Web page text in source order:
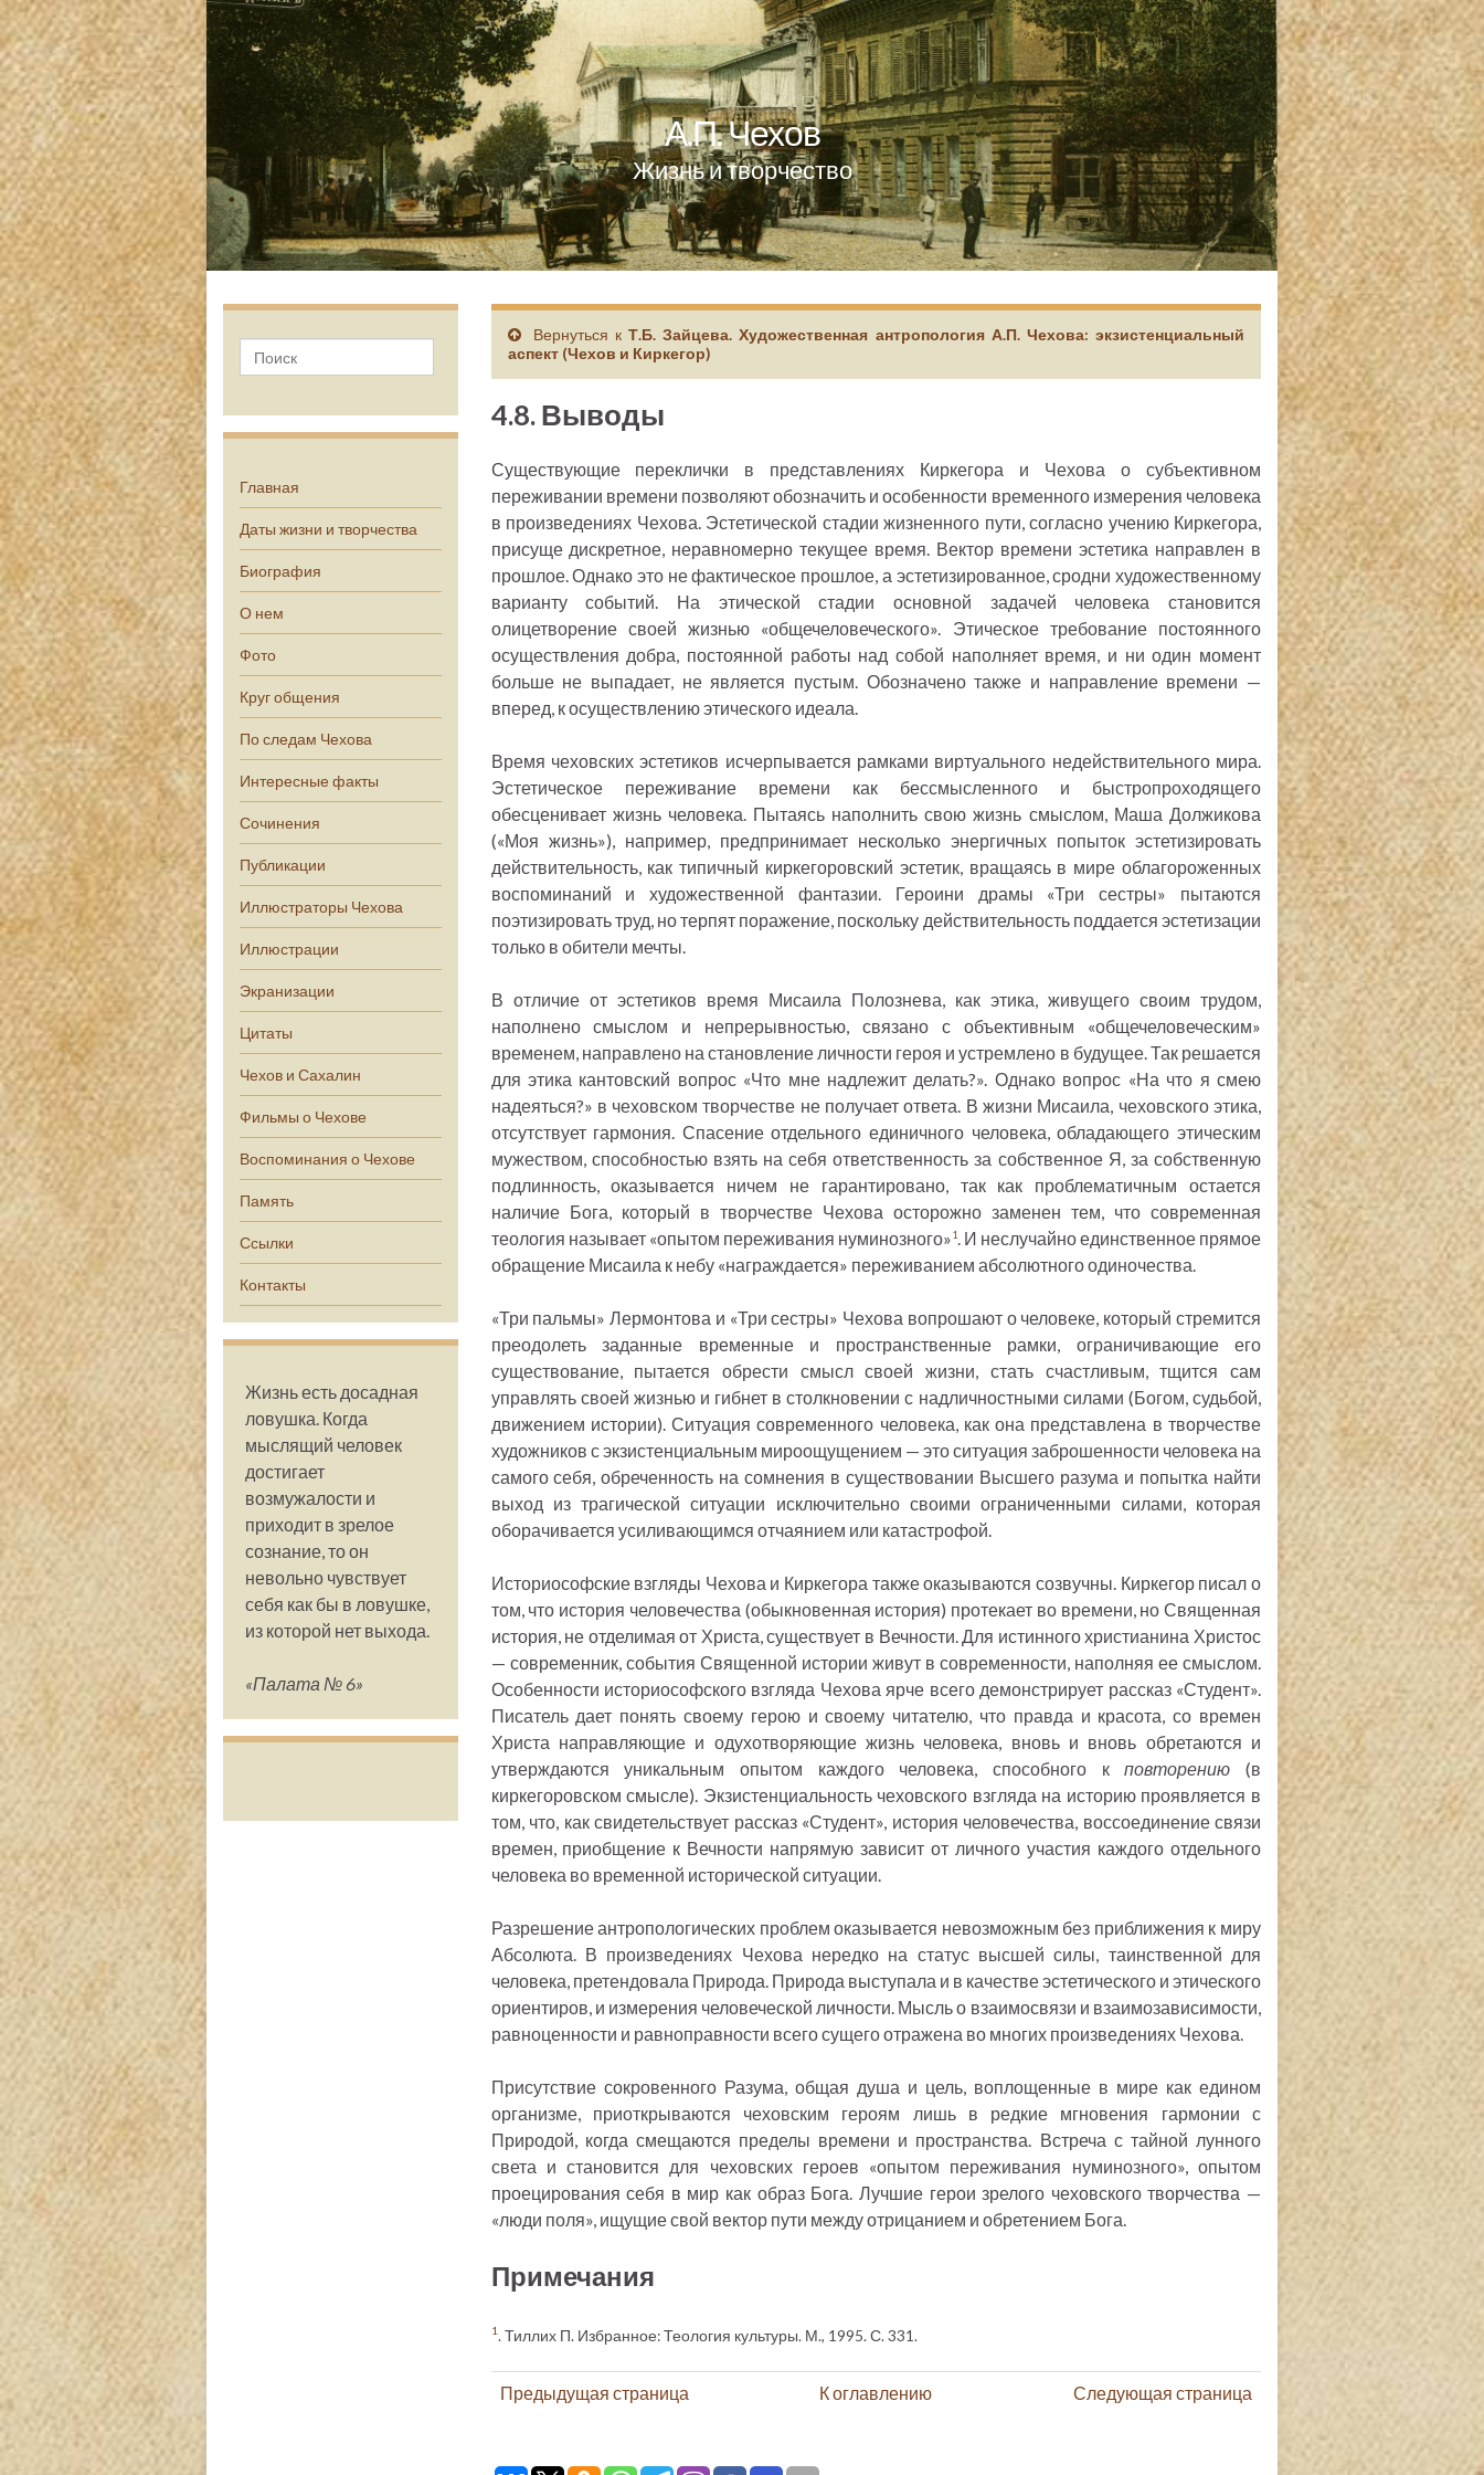
А.П. Чехов
Жизнь и творчество
Главная
Даты жизни и творчества
Биография
О нем
Фото
Круг общения
По следам Чехова
Интересные факты
Сочинения
Публикации
Иллюстраторы Чехова
Иллюстрации
Экранизации
Цитаты
Чехов и Сахалин
Фильмы о Чехове
Воспоминания о Чехове
Память
Ссылки
Контакты
Жизнь есть досадная
ловушка. Когда
мыслящий человек
достигает
возмужалости и
приходит в зрелое
сознание, то он
невольно чувствует
себя как бы в ловушке,
из которой нет выхода.
«Палата № 6»
Вернуться к Т.Б. Зайцева. Художественная антропология А.П. Чехова: экзистенциальный
аспект (Чехов и Киркегор)
4.8. Выводы
Существующие переклички в представлениях Киркегора и Чехова о субъективном
переживании времени позволяют обозначить и особенности временного измерения человека
в произведениях Чехова. Эстетической стадии жизненного пути, согласно учению Киркегора,
присуще дискретное, неравномерно текущее время. Вектор времени эстетика направлен в
прошлое. Однако это не фактическое прошлое, а эстетизированное, сродни художественному
варианту событий. На этической стадии основной задачей человека становится
олицетворение своей жизнью «общечеловеческого». Этическое требование постоянного
осуществления добра, постоянной работы над собой наполняет время, и ни один момент
больше не выпадает, не является пустым. Обозначено также и направление времени —
вперед, к осуществлению этического идеала.
Время чеховских эстетиков исчерпывается рамками виртуального недействительного мира.
Эстетическое переживание времени как бессмысленного и быстропроходящего
обесценивает жизнь человека. Пытаясь наполнить свою жизнь смыслом, Маша Должикова
(«Моя жизнь»), например, предпринимает несколько энергичных попыток эстетизировать
действительность, как типичный киркегоровский эстетик, вращаясь в мире облагороженных
воспоминаний и художественной фантазии. Героини драмы «Три сестры» пытаются
поэтизировать труд, но терпят поражение, поскольку действительность поддается эстетизации
только в обители мечты.
В отличие от эстетиков время Мисаила Полознева, как этика, живущего своим трудом,
наполнено смыслом и непрерывностью, связано с объективным «общечеловеческим»
временем, направлено на становление личности героя и устремлено в будущее. Так решается
для этика кантовский вопрос «Что мне надлежит делать?». Однако вопрос «На что я смею
надеяться?» в чеховском творчестве не получает ответа. В жизни Мисаила, чеховского этика,
отсутствует гармония. Спасение отдельного единичного человека, обладающего этическим
мужеством, способностью взять на себя ответственность за собственное Я, за собственную
подлинность, оказывается ничем не гарантировано, так как проблематичным остается
наличие Бога, который в творчестве Чехова осторожно заменен тем, что современная
теология называет «опытом переживания нуминозного»1. И неслучайно единственное прямое
обращение Мисаила к небу «награждается» переживанием абсолютного одиночества.
«Три пальмы» Лермонтова и «Три сестры» Чехова вопрошают о человеке, который стремится
преодолеть заданные временные и пространственные рамки, ограничивающие его
существование, пытается обрести смысл своей жизни, стать счастливым, тщится сам
управлять своей жизнью и гибнет в столкновении с надличностными силами (Богом, судьбой,
движением истории). Ситуация современного человека, как она представлена в творчестве
художников с экзистенциальным мироощущением — это ситуация заброшенности человека на
самого себя, обреченность на сомнения в существовании Высшего разума и попытка найти
выход из трагической ситуации исключительно своими ограниченными силами, которая
оборачивается усиливающимся отчаянием или катастрофой.
Историософские взгляды Чехова и Киркегора также оказываются созвучны. Киркегор писал о
том, что история человечества (обыкновенная история) протекает во времени, но Священная
история, не отделимая от Христа, существует в Вечности. Для истинного христианина Христос
— современник, события Священной истории живут в современности, наполняя ее смыслом.
Особенности историософского взгляда Чехова ярче всего демонстрирует рассказ «Студент».
Писатель дает понять своему герою и своему читателю, что правда и красота, со времен
Христа направляющие и одухотворяющие жизнь человека, вновь и вновь обретаются и
утверждаются уникальным опытом каждого человека, способного кповторению (в
киркегоровском смысле). Экзистенциальность чеховского взгляда на историю проявляется в
том, что, как свидетельствует рассказ «Студент», история человечества, воссоединение связи
времен, приобщение к Вечности напрямую зависит от личного участия каждого отдельного
человека во временной исторической ситуации.
Разрешение антропологических проблем оказывается невозможным без приближения к миру
Абсолюта. В произведениях Чехова нередко на статус высшей силы, таинственной для
человека, претендовала Природа. Природа выступала и в качестве эстетического и этического
ориентиров, и измерения человеческой личности. Мысль о взаимосвязи и взаимозависимости,
равноценности и равноправности всего сущего отражена во многих произведениях Чехова.
Присутствие сокровенного Разума, общая душа и цель, воплощенные в мире как едином
организме, приоткрываются чеховским героям лишь в редкие мгновения гармонии с
Природой, когда смещаются пределы времени и пространства. Встреча с тайной лунного
света и становится для чеховских героев «опытом переживания нуминозного», опытом
проецирования себя в мир как образ Бога. Лучшие герои зрелого чеховского творчества —
«люди поля», ищущие свой вектор пути между отрицанием и обретением Бога.
Примечания
1. Тиллих П. Избранное: Теология культуры. М., 1995. С. 331.
Предыдущая страница К оглавлению Следующая страница